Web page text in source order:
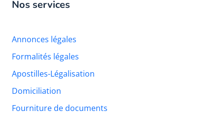
Nos services
Annonces légales
Formalités légales
Apostilles-Légalisation
Domiciliation
Fourniture de documents